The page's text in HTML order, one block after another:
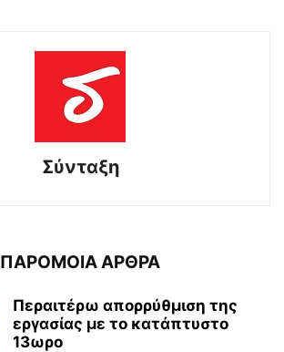
Σύνταξη
ΠΑΡΟΜΟΙΑ ΑΡΘΡΑ
Περαιτέρω απορρύθμιση της
εργασίας με το κατάπτυστο
13ωρο